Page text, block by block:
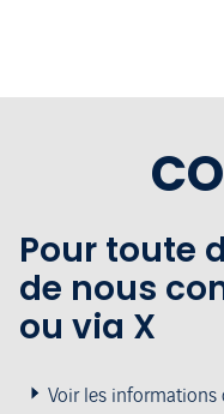
Pour toute
de nous
ou via X
Voir les informations